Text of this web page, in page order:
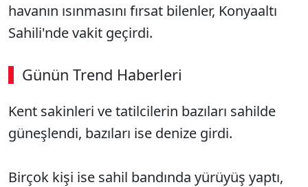
havanın ısınmasını fırsat bilenler, Konyaaltı
Sahili'nde vakit geçirdi.
Günün Trend Haberleri
Kent sakinleri ve tatilcilerin bazıları sahilde
güneşlendi, bazıları ise denize girdi.
Birçok kişi ise sahil bandında yürüyüş yaptı,